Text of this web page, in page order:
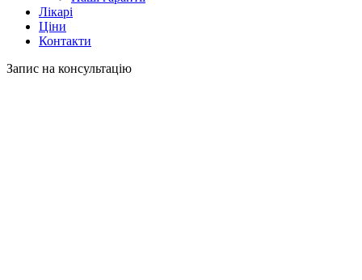
Лікарі
Ціни
Контакти
Запис на консультацію